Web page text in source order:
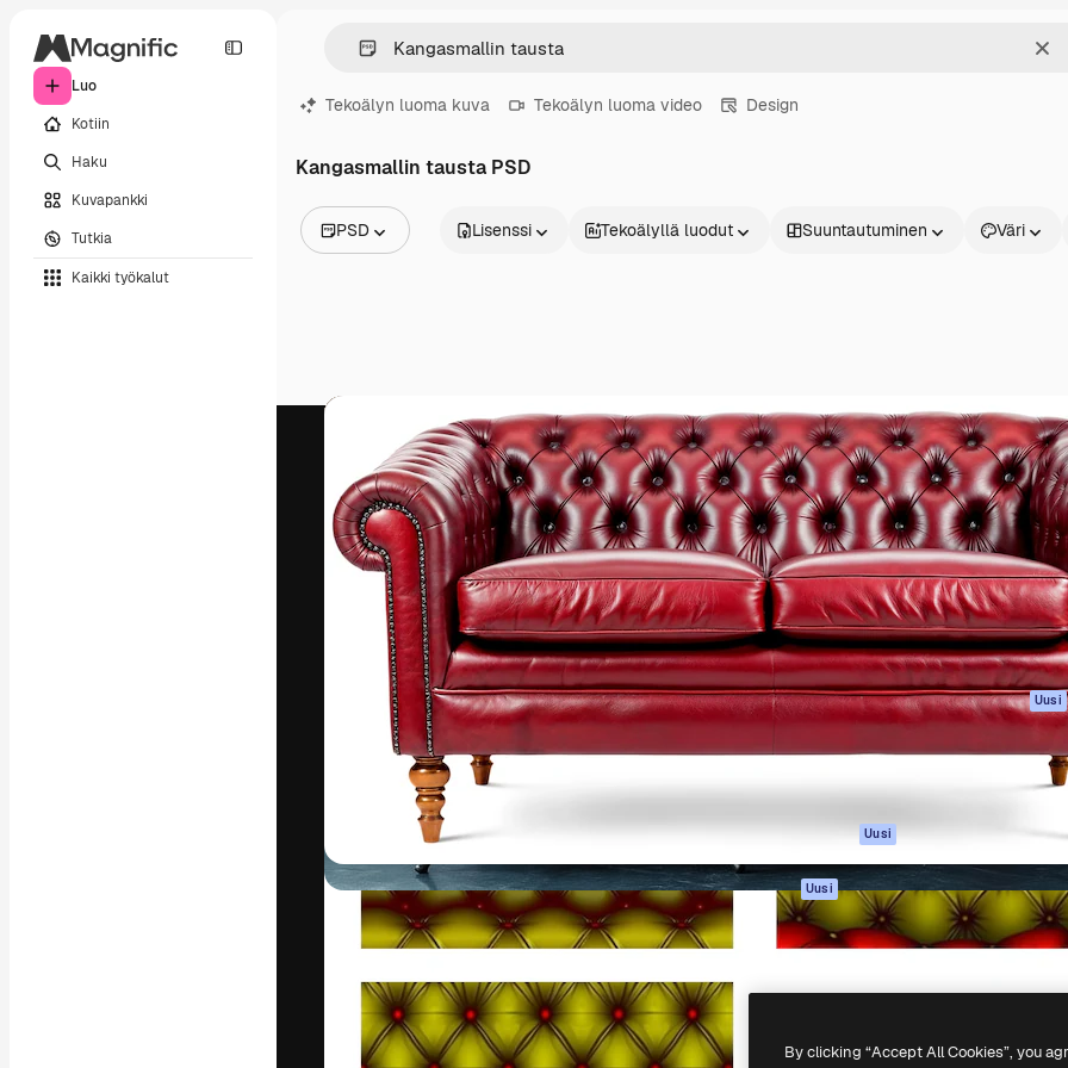
Luo
Kotiin
Haku
Kuvapankki
Tutkia
Kaikki työkalut
Tekoälyn luoma kuva Tekoälyn luoma video Design
Kangasmallin tausta PSD
PSD
Videot
Videomateriaali
Liikegrafiikka
Videopohjat
Kuvakkeet
3D mallit
Fontit
Lisenssi Tekoälyllä luodut Suuntautuminen Väri
Luova alusta parhaiden töidesi
toteuttamiseen. Yli miljoona tilaajaa
luovien alojen ammattilaisten, yritysten,
toimistojen ja studioiden joukossa.
Suomi
Tuotteet
Spaces
Tekoälyavustaja
Tekoälyllä toimiva
kuvageneraattori
Tekoälyllä toimiva
videogeneraattori
Tekoälyllä toimiva
äänigeneraattori
Claudelle ja
ChatGPT:lle
Uusi
Agentit Uusi
Mobiilisovellus
työkalut
Aloita
Academy
Dokumentaatio
Tuki
Käyttöehdot
Alkuperäiset Uusi
Evästepolitiikka
Luottamuskeskus
By clicking “Accept All Cookies”, you